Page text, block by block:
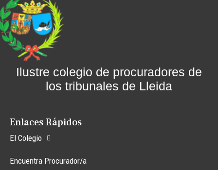
Ilustre colegio de procuradores de
los tribunales de Lleida
Enlaces Rápidos
El Colegio
Encuentra Procurador/a